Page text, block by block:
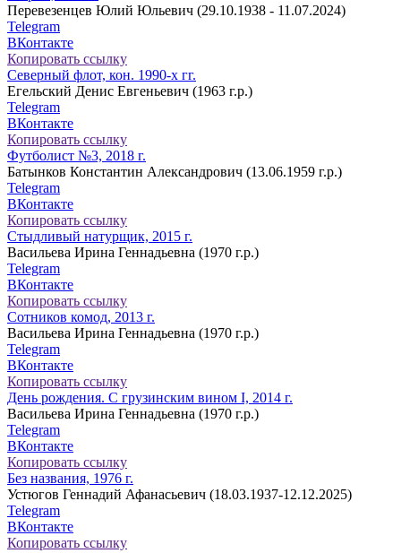
Перевезенцев Юлий Юльевич (29.10.1938 - 11.07.2024)
Telegram
ВКонтакте
Копировать ссылку
Северный флот, кон. 1990-х гг.
Егельский Денис Евгеньевич (1963 г.р.)
Telegram
ВКонтакте
Копировать ссылку
Футболист №3, 2018 г.
Батынков Константин Александрович (13.06.1959 г.р.)
Telegram
ВКонтакте
Копировать ссылку
Стыдливый натурщик, 2015 г.
Васильева Ирина Геннадьевна (1970 г.р.)
Telegram
ВКонтакте
Копировать ссылку
Сотников комод, 2013 г.
Васильева Ирина Геннадьевна (1970 г.р.)
Telegram
ВКонтакте
Копировать ссылку
День рождения. С грузинским вином I, 2014 г.
Васильева Ирина Геннадьевна (1970 г.р.)
Telegram
ВКонтакте
Копировать ссылку
Без названия, 1976 г.
Устюгов Геннадий Афанасьевич (18.03.1937-12.12.2025)
Telegram
ВКонтакте
Копировать ссылку